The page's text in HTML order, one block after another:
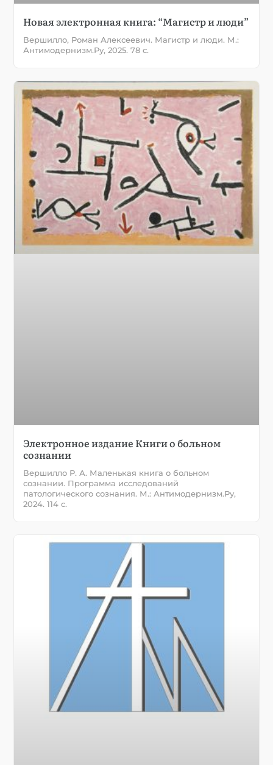
Новая электронная книга: “Магистр и люди”
Вершилло, Роман Алексеевич. Магистр и люди. М.:
Антимодернизм.Ру, 2025. 78 с.
Электронное издание Книги о больном
сознании
Вершилло Р. А. Маленькая книга о больном
сознании. Программа исследований
патологического сознания. М.: Антимодернизм.Ру,
2024. 114 с.